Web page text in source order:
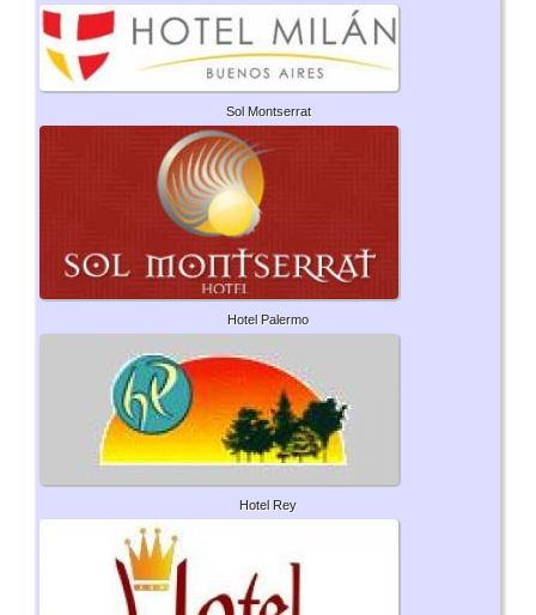
Sol Montserrat
Hotel Palermo
Hotel Rey